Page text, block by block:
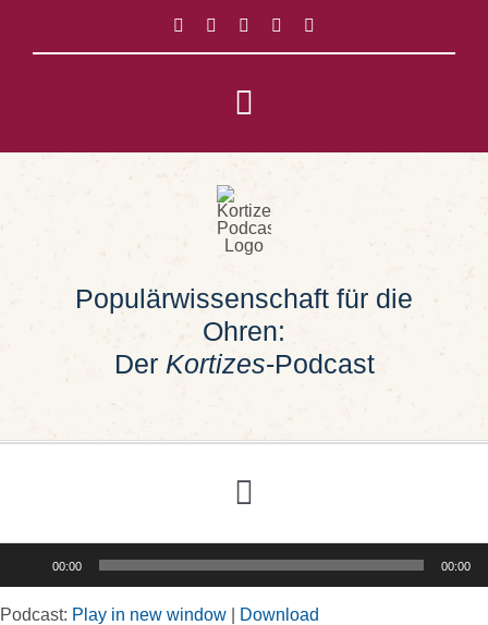
springen
Toggle
Navigation
Impressum
Datenschutz
Populärwissenschaft für die
Ohren:
Der Kortizes-Podcast
Toggle
Navigation
00:00 00:00
Podcast: Play in new window Download